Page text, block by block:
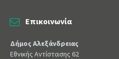
Επικοινωνία
Δήμος Αλεξάνδρειας
Εθνικής Αντίστασης 62